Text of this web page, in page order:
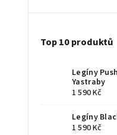
Top 10 produktů
Legíny
Yastraby
1 590 Kč
Legíny
1 590 Kč